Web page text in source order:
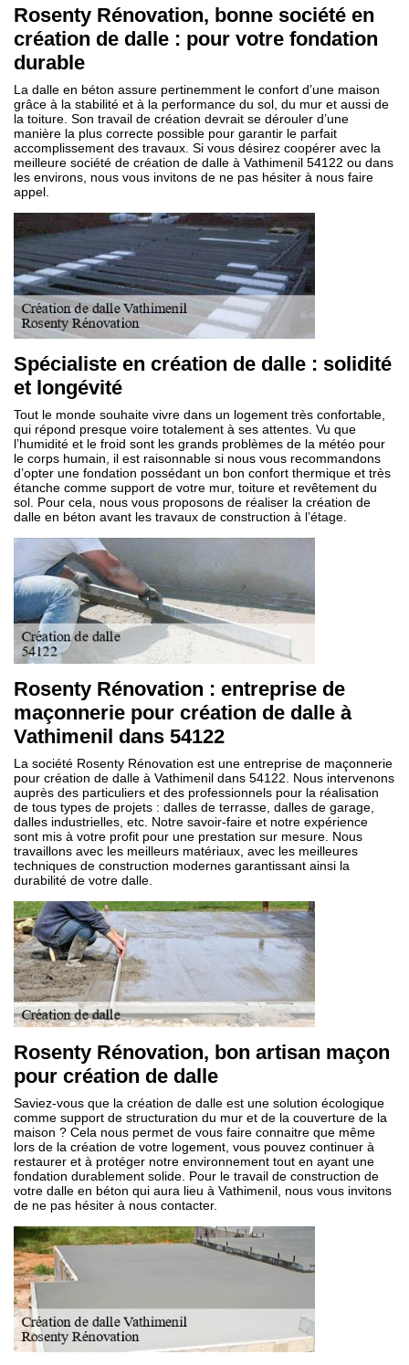
Rosenty Rénovation, bonne société en
création de dalle : pour votre fondation
durable
La dalle en béton assure pertinemment le confort d’une maison
grâce à la stabilité et à la performance du sol, du mur et aussi de
la toiture. Son travail de création devrait se dérouler d’une
manière la plus correcte possible pour garantir le parfait
accomplissement des travaux. Si vous désirez coopérer avec la
meilleure société de création de dalle à Vathimenil 54122 ou dans
les environs, nous vous invitons de ne pas hésiter à nous faire
appel.
Spécialiste en création de dalle : solidité
et longévité
Tout le monde souhaite vivre dans un logement très confortable,
qui répond presque voire totalement à ses attentes. Vu que
l’humidité et le froid sont les grands problèmes de la météo pour
le corps humain, il est raisonnable si nous vous recommandons
d’opter une fondation possédant un bon confort thermique et très
étanche comme support de votre mur, toiture et revêtement du
sol. Pour cela, nous vous proposons de réaliser la création de
dalle en béton avant les travaux de construction à l’étage.
Rosenty Rénovation : entreprise de
maçonnerie pour création de dalle à
Vathimenil dans 54122
La société Rosenty Rénovation est une entreprise de maçonnerie
pour création de dalle à Vathimenil dans 54122. Nous intervenons
auprès des particuliers et des professionnels pour la réalisation
de tous types de projets : dalles de terrasse, dalles de garage,
dalles industrielles, etc. Notre savoir-faire et notre expérience
sont mis à votre profit pour une prestation sur mesure. Nous
travaillons avec les meilleurs matériaux, avec les meilleures
techniques de construction modernes garantissant ainsi la
durabilité de votre dalle.
Rosenty Rénovation, bon artisan maçon
pour création de dalle
Saviez-vous que la création de dalle est une solution écologique
comme support de structuration du mur et de la couverture de la
maison ? Cela nous permet de vous faire connaitre que même
lors de la création de votre logement, vous pouvez continuer à
restaurer et à protéger notre environnement tout en ayant une
fondation durablement solide. Pour le travail de construction de
votre dalle en béton qui aura lieu à Vathimenil, nous vous invitons
de ne pas hésiter à nous contacter.